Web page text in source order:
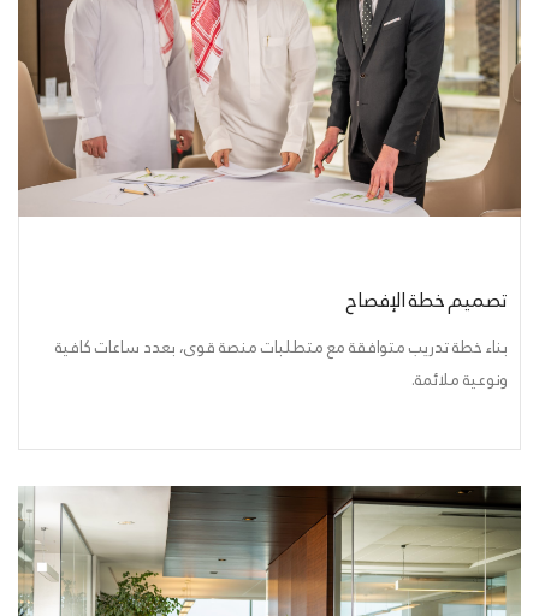
تصميم خطة الإفصاح
بناء خطة تدريب متوافقة مع متطلبات منصة قوى، بعدد ساعات كافية
ونوعية ملائمة.